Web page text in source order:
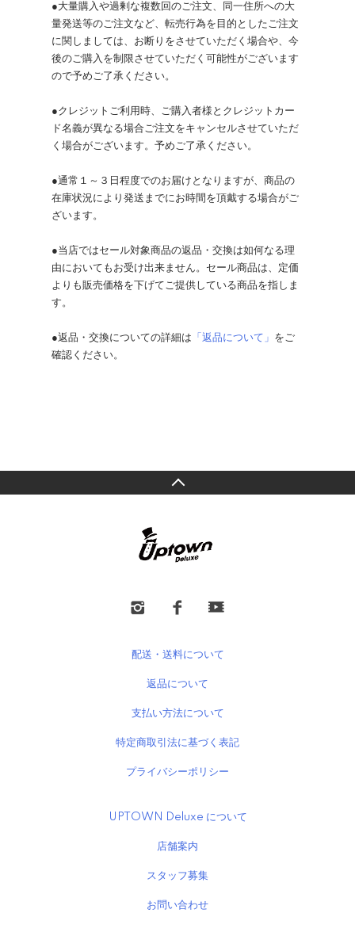
●大量購入や過剰な複数回のご注文、同一住所への大
量発送等のご注文など、転売行為を目的としたご注文
に関しましては、お断りをさせていただく場合や、今
後のご購入を制限させていただく可能性がございます
ので予めご了承ください。
●クレジットご利用時、ご購入者様とクレジットカー
ド名義が異なる場合ご注文をキャンセルさせていただ
く場合がございます。予めご了承ください。
●通常１～３日程度でのお届けとなりますが、商品の
在庫状況により発送までにお時間を頂戴する場合がご
ざいます。
●当店ではセール対象商品の返品・交換は如何なる理
由においてもお受け出来ません。セール商品は、定価
よりも販売価格を下げてご提供している商品を指しま
す。
●返品・交換についての詳細は 「返品について」 をご
確認ください。
配送・送料について
返品について
支払い方法について
特定商取引法に基づく表記
プライバシーポリシー
UPTOWN Deluxe について
店舗案内
スタッフ募集
お問い合わせ